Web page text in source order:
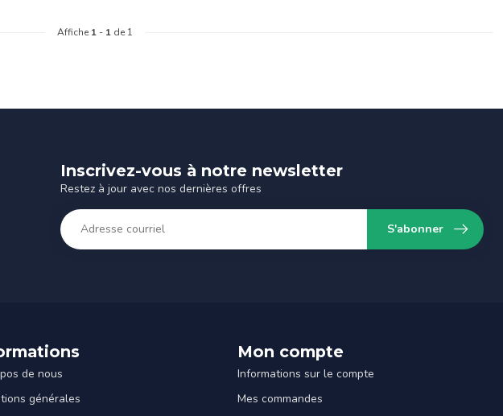
Affiche 1 - 1 de 1
Inscrivez-vous à notre newsletter
Restez à jour avec nos dernières offres
S'abonner
de nous
générales
Mon compte
Informations sur le compte
Mes commandes